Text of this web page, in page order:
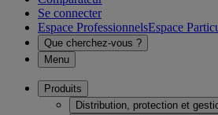
Se connecter
Espace ProfessionnelsEspace
Que cherchez-vous ?
Menu
Produits
Distribution, protection et